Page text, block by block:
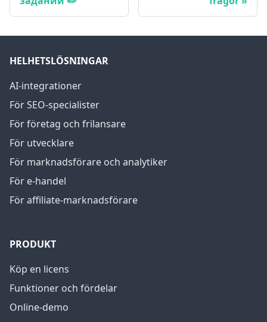
HELHETSLÖSNINGAR
AI-integrationer
För SEO-specialister
För företag och frilansare
För utvecklare
För marknadsförare och analytiker
För e-handel
För affiliate-marknadsförare
PRODUKT
Köp en licens
Funktioner och fördelar
Online-demo